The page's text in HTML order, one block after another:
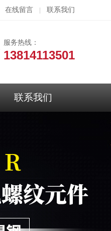
在线留言 联系我们
服务热线：
13814113501
联系我们